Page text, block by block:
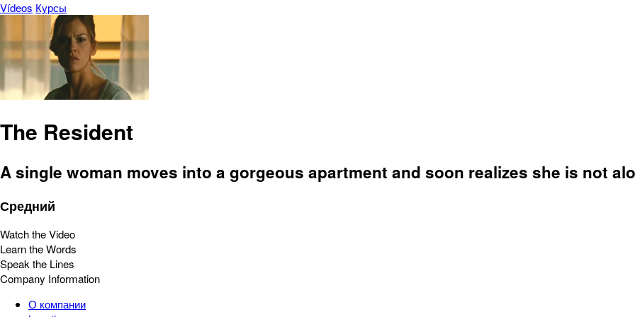
Vídeos Курсы
The Resident
A single woman moves into a gorgeous apartment and soon realizes she is not
Средний
Watch the Video
Learn the Words
Speak the Lines
Company Information
О компании